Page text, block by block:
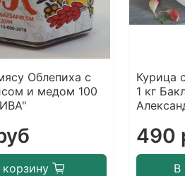
Облепиха с
и медом 100
корзину
Курица
1 кг
490
В